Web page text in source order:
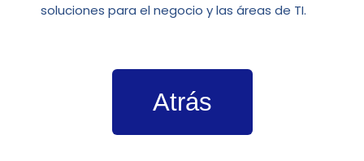
soluciones para el negocio y las áreas de TI.
Atrás